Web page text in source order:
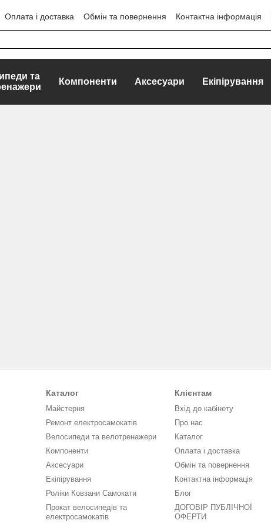
Оплата і доставка Обмін та повернення Контактна інформація
ОФЕРТИ
та
Компоненти Аксесуари Екіпірування
Каталог
Майстерня
Ремонт електросамокатів
Велосипеди та велотренажери
Компоненти
Аксесуари
Екіпірування
Роліки Ковзани Самокати
Прокат велосипедів та
електросамокатів
Клієнтам
Вхід до кабінету
Про нас
Каталог
Оплата і доставка
Обмін та повернення
Контактна інформація
Блог
ДОГОВІР ПУБЛІЧНОЇ
ОФЕРТИ